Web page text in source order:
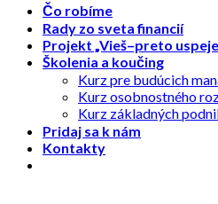
Čo robíme
Rady zo sveta financií
Projekt „Vieš–preto
Školenia a koučing
Kurz pre budúcich
Kurz osobnostného
Kurz základných
Pridaj sa k nám
Kontakty